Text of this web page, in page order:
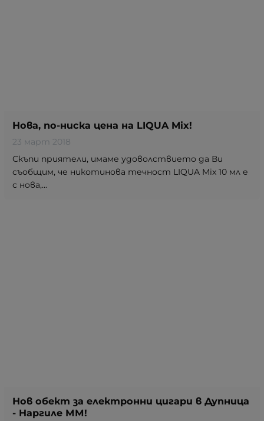
Нова, по-ниска цена на LIQUA Mix!
23 март 2018
Скъпи приятели, имаме удоволствието да Ви
съобщим, че никотинова течност LIQUA Mix 10 мл е
с нова,...
Нов обект за електронни цигари в Дупница
- Наргиле ММ!